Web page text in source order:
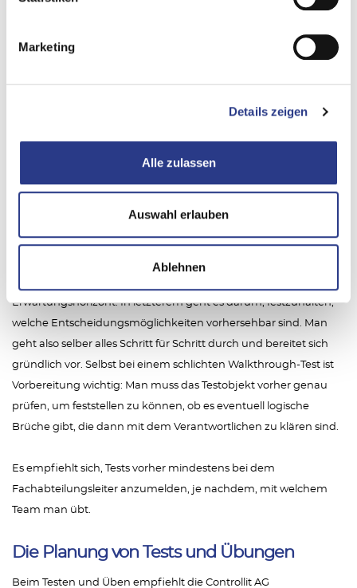
Marketing
Details zeigen
Alle zulassen
Auswahl erlauben
Ablehnen
: Welche Art von Test/
Übung muss gemacht werden? Wie aufwendig soll es sein? Wie
lange soll/darf es dauern? Welche Ressourcen stehen bereit? Soll
abgestimmt werden. Wenn z.B. mit einem Krisenstab ein
Einverständnis der Geschäftsführer einzuholen und zu klären,
Sind dann auch noch das Budget und die Rahmenparameter
bekannt, kann der Test/die Übung vorbereitet werden. Steht
Erwartungshorizont. In letzterem geht es darum, festzuhalten,
welche Entscheidungsmöglichkeiten vorhersehbar sind. Man
geht also selber alles Schritt für Schritt durch und bereitet sich
gründlich vor. Selbst bei einem schlichten Walkthrough-Test ist
Vorbereitung wichtig: Man muss das Testobjekt vorher genau
prüfen, um feststellen zu können, ob es eventuell logische
Brüche gibt, die dann mit dem Verantwortlichen zu klären sind.
Es empfiehlt sich, Tests vorher mindestens bei dem
Fachabteilungsleiter anzumelden, je nachdem, mit welchem
Team man übt.
Die Planung von Tests und Übungen
Beim Testen und Üben empfiehlt die Controllit AG